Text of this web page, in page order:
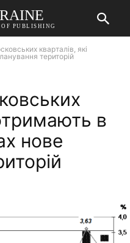
PUBLISHING
кварталів, які
територій
в
нове